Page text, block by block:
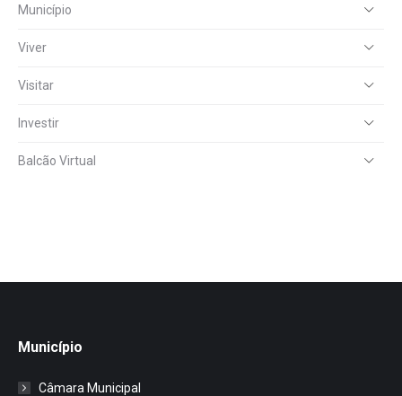
Município
Viver
Visitar
Investir
Balcão Virtual
Município
Câmara Municipal